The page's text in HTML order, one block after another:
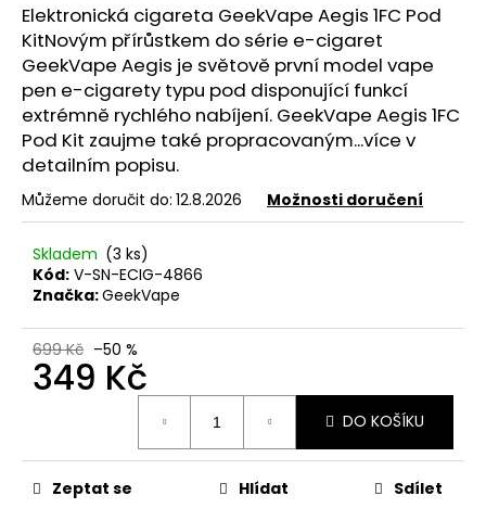
Elektronická cigareta GeekVape Aegis 1FC Pod
KitNovým přírůstkem do série e-cigaret
GeekVape Aegis je světově první model vape
pen e-cigarety typu pod disponující funkcí
extrémně rychlého nabíjení. GeekVape Aegis 1FC
Pod Kit zaujme také propracovaným...více v
detailním popisu.
Můžeme doručit do: 12.8.2026 Možnosti doručení
Skladem (3 ks)
Kód: V-SN-ECIG-4866
Značka:GeekVape
699 Kč –50 %
349 Kč
DO KOŠÍKU
Zeptat se Hlídat Sdílet
HLEDAT
D
o
p
o
r
u
č
u
e
m
6MG